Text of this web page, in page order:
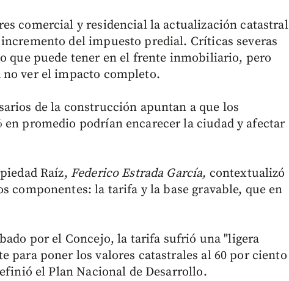
comercial y residencial la actualización catastral
del impuesto predial. Críticas severas
que puede tener en el frente inmobiliario, pero
no ver el impacto completo.
de la construcción apuntan a que los
promedio podrían encarecer la ciudad y afectar
Raíz, Federico Estrada García, contextualizó
componentes: la tarifa y la base gravable, que en
por el Concejo, la tarifa sufrió una "ligera
para poner los valores catastrales al 60 por ciento
el Plan Nacional de Desarrollo.